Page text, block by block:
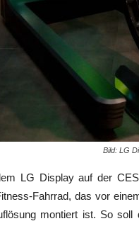
Bild: LG
LG Display auf der
Fahrrad, das vor
montiert ist. So